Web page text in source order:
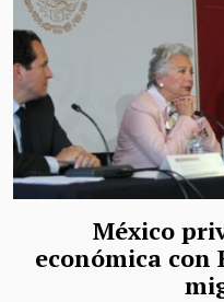
México
económica con